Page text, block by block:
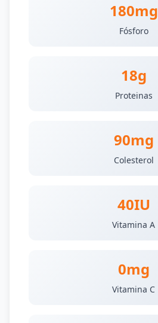
180mg
Fósforo
18g
Proteinas
90mg
Colesterol
40IU
Vitamina A
0mg
Vitamina C